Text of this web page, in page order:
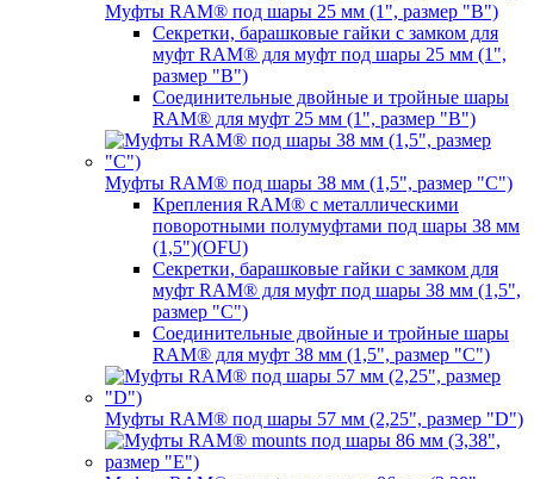
Муфты RAM® под шары 25 мм (1", размер "B")
Секретки, барашковые гайки с замком для
муфт RAM® для муфт под шары 25 мм (1",
размер "B")
Соединительные двойные и тройные шары
RAM® для муфт 25 мм (1", размер "B")
Муфты RAM® под шары 38 мм (1,5", размер "C")
Крепления RAM® с металлическими
поворотными полумуфтами под шары 38 мм
(1,5")(OFU)
Секретки, барашковые гайки с замком для
муфт RAM® для муфт под шары 38 мм (1,5",
размер "C")
Соединительные двойные и тройные шары
RAM® для муфт 38 мм (1,5", размер "C")
Муфты RAM® под шары 57 мм (2,25", размер "D")